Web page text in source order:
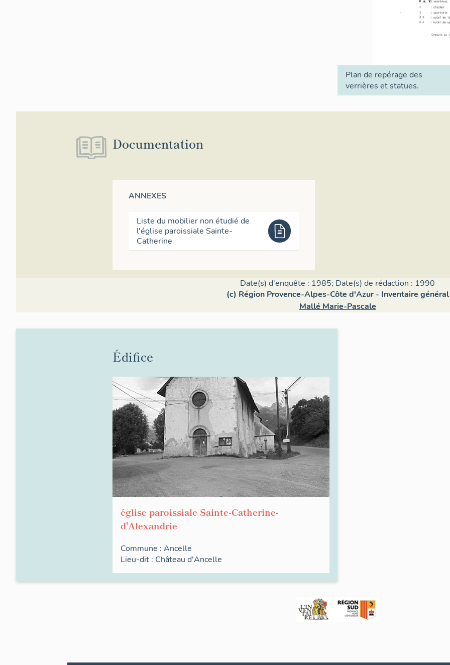
Plan de repérage des
verrières et statues.
Documentation
ANNEXES
Liste du mobilier non étudié de
l'église paroissiale Sainte-
Catherine
Date(s) d'enquête : 1985; Date(s) de rédaction : 1990
(c) Région Provence-Alpes-Côte d'Azur - Inventaire général
Mallé Marie-Pascale
Édifice
église paroissiale Sainte-Catherine-
d'Alexandrie
Commune : Ancelle
Lieu-dit : Château d'Ancelle